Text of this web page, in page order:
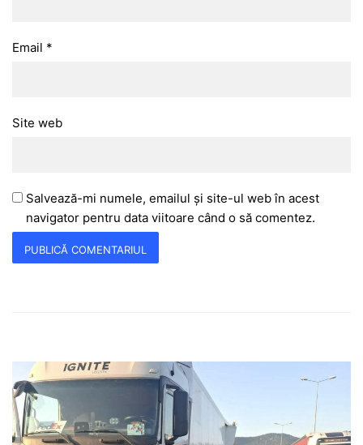
Email *
Site web
Salvează-mi numele, emailul și site-ul web în acest
navigator pentru data viitoare când o să comentez.